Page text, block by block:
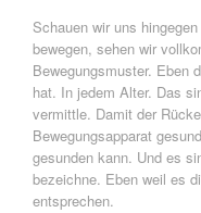
Schauen wir uns
bewegen, sehen wir
Bewegungsmuster. Eben
hat. In jedem Alter. Das
vermittle. Damit der
Bewegungsapparat
gesunden kann. Und es
bezeichne. Eben weil es
entsprechen.